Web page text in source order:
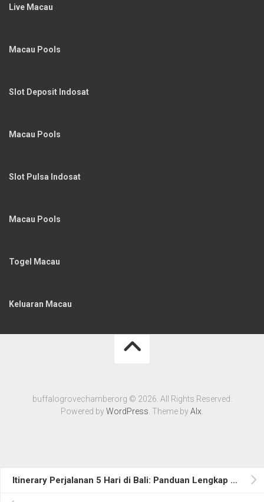
Itinerary Perjalanan 5 Hari di Bali: Panduan Lengkap untuk Wisatawan
Live Macau
Macau Pools
Slot Deposit Indosat
Macau Pools
Slot Pulsa Indosat
Macau Pools
Togel Macau
Keluaran Macau
buffalogrovechamberorg © 2026. All Rights Reserved.
Powered byWordPress . Theme byAlx